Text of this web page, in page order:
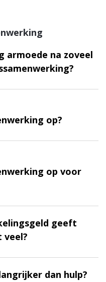
armoede na zoveel
op?
op voor
geeft
veel?
dan hulp?